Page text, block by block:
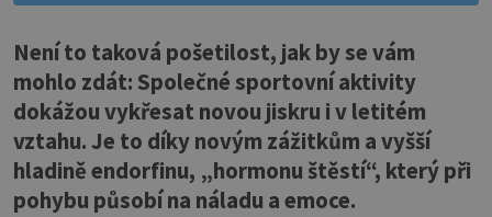
Není to taková pošetilost, jak by se vám
mohlo zdát: Společné sportovní aktivity
dokážou vykřesat novou jiskru i v letitém
vztahu. Je to díky novým zážitkům a vyšší
hladině endorfinu, „hormonu štěstí“, který při
pohybu působí na náladu a emoce.